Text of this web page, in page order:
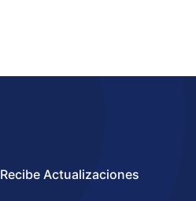
Recibe Actualizaciones